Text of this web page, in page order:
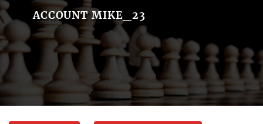
ACCOUNT MIKE_23